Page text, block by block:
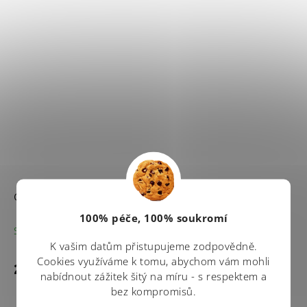
100% péče, 100% soukromí
K vašim datům přistupujeme zodpovědně.
Cookies využíváme k tomu, abychom vám mohli
nabídnout zážitek šitý na míru - s respektem a
bez kompromisů.
Odžmolkovač
hodnocení
produktu
je
5,0
Skladem
249 Kč Do košíku